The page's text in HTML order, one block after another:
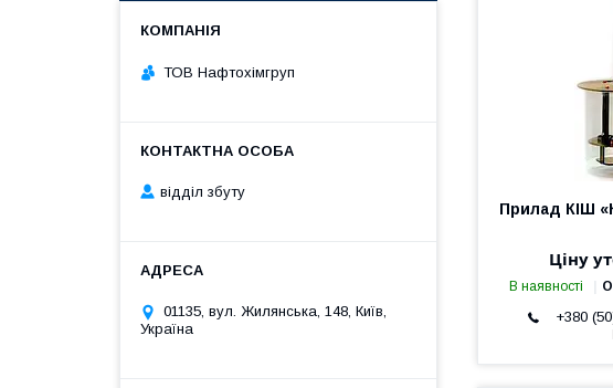
Прилад КІШ
Ціну
В наявності
+380
ТОВ Нафтохімгруп
відділ збуту
01135, вул. Жилянська, 148, Київ,
Україна